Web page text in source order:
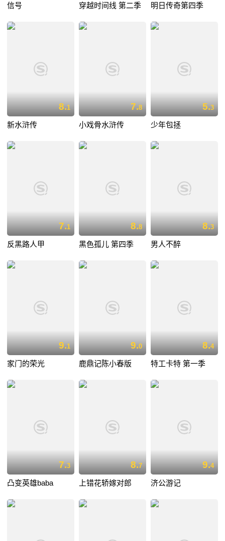
信号 穿越时间线 第二季 明日传奇第四季
8.1
新水浒传
7.8
小戏骨水浒传
5.3
少年包拯
7.1
反黑路人甲
8.8
黑色孤儿 第四季
8.3
男人不醉
9.1
家门的荣光
9.0
鹿鼎记陈小春版
8.4
特工卡特 第一季
7.3
凸变英雄baba
8.7
上错花轿嫁对郎
9.4
济公游记